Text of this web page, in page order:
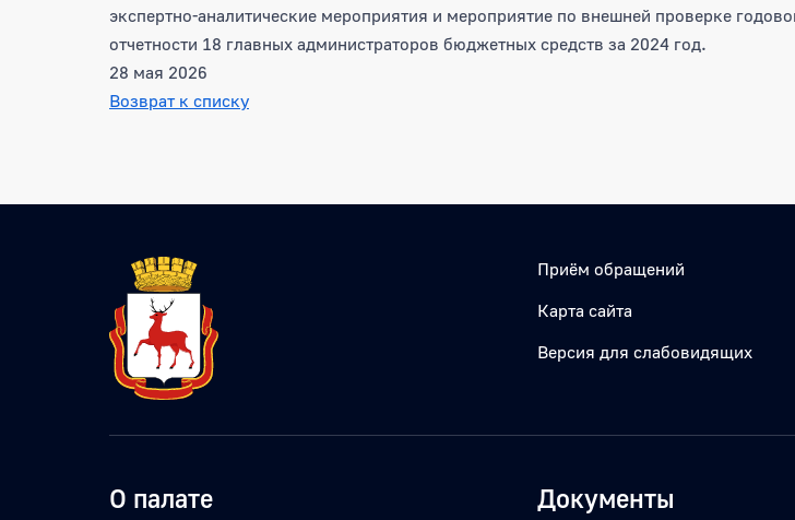
экспертно-аналитические мероприятия и мероприятие по внешней проверке
отчетности 18 главных администраторов бюджетных средств за 2024 год.
28 мая 2026
Возврат к списку
Приём обращений
Карта сайта
Версия для слабовидящих
О палате Документы